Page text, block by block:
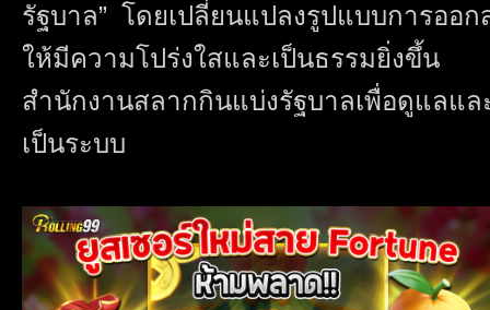
รัฐบาล” โดยเปลี่ยนแปลงรูปแบบการออ
ให้มีความโปร่งใสและเป็นธรรมยิ่ง
สำนักงานสลากกินแบ่งรัฐบาลเพื่อดูแลแ
เป็นระบบ